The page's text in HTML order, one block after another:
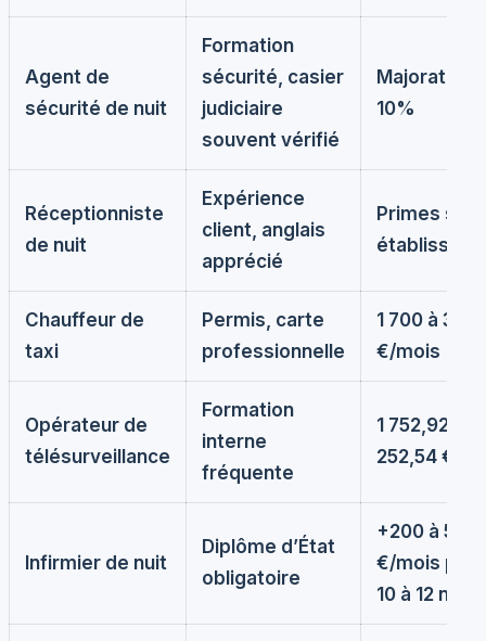
Agent de
sécurité de nuit
Formation
sécurité, casier
judiciaire
souvent vérifié
Majoration
10%
Réceptionniste
de nuit
Expérience
client, anglais
apprécié
Primes
Chauffeur de
taxi
Permis, carte
professionnelle
1 700 à 3
€/mois
Opérateur de
télésurveillance
Formation
interne
fréquente
1 752,92 à 2
252,54 €/
Infirmier de nuit
Diplôme d’État
obligatoire
+200 à 500
€/mois pour
10 à 12 nuits